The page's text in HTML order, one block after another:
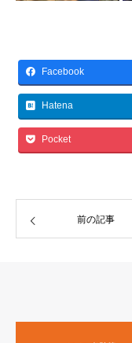
Facebook
Hatena
Pocket
前の記事